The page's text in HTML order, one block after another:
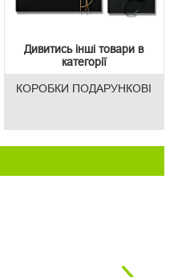
Дивитись інші товари в
категорії
КОРОБКИ ПОДАРУНКОВІ